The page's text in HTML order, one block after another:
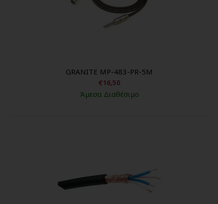
GRANITE MP-483-PR-5M
€16,50
Άμεσα Διαθέσιμο